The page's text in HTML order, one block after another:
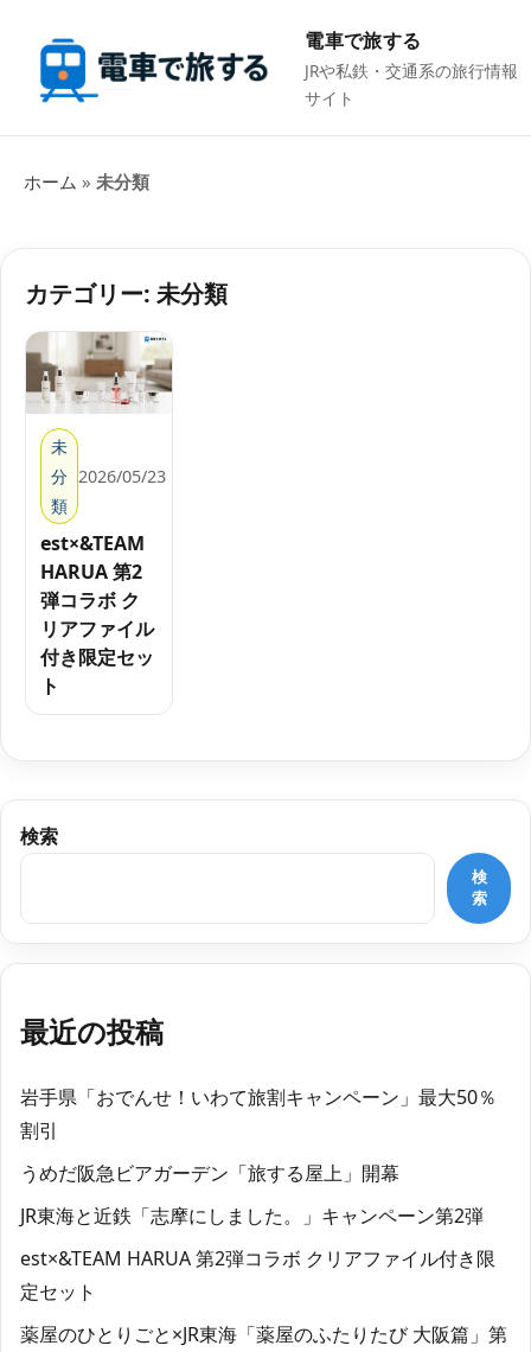
電車で旅する
JRや私鉄・交通系の旅行情報
サイト
ホーム » 未分類
カテゴリー: 未分類
未
分
類
2026/05/23
est×&TEAM
HARUA 第2
弾コラボ ク
リアファイル
付き限定セッ
ト
検索
検
索
最近の投稿
岩手県「おでんせ！いわて旅割キャンペーン」最大50％
割引
うめだ阪急ビアガーデン「旅する屋上」開幕
JR東海と近鉄「志摩にしました。」キャンペーン第2弾
est×&TEAM HARUA 第2弾コラボ クリアファイル付き限
定セット
薬屋のひとりごと×JR東海「薬屋のふたりたび 大阪篇」第